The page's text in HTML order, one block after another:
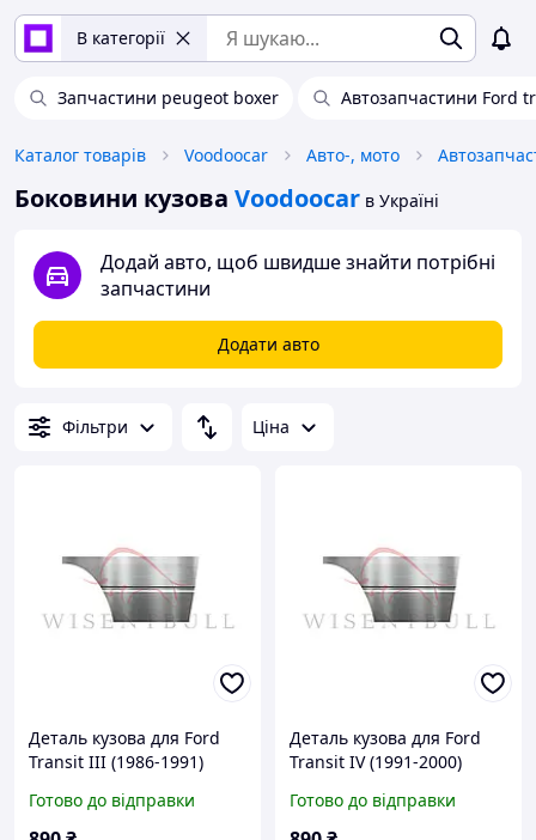
В категорії
Запчастини peugeot boxer Автозапчастини Ford
Каталог товарів Voodoocar Авто-, мото
Боковини кузова Voodoocar в Україні
Додай авто, щоб швидше знайти потрібні
запчастини
Додати авто
Фільтри Ціна
Деталь кузова для Ford
Transit III (1986-1991)
Готово до відправки
Деталь кузова для Ford
Transit IV (1991-2000)
Готово до відправки